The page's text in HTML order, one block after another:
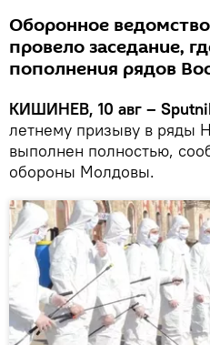
Оборонное
провело заседание,
пополнения рядов
КИШИНЕВ, 10 авг –
летнему призыву в ряды
выполнен полностью,
обороны Молдовы.